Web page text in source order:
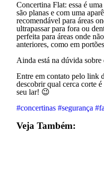
Concertina Flat: essa é
são planas e com uma
recomendável para áreas
ultrapassar para fora ou
perfeita para áreas onde
anteriores, como em
Ainda está na dúvida
Entre em contato pelo link
descobrir qual cerca corte
seu lar! 😉
#concertinas #segurança
Veja Também: